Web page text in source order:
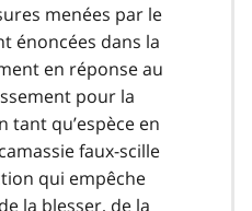
menées par le
énoncées dans la
en réponse au
pour la
tant qu’espèce en
faux-scille
qui empêche
la blesser, de la